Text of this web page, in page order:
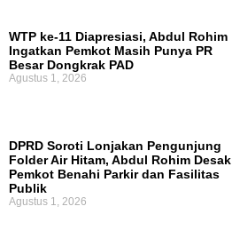
WTP ke-11 Diapresiasi, Abdul Rohim
Ingatkan Pemkot Masih Punya PR
Besar Dongkrak PAD
Agustus 1, 2026
DPRD Soroti Lonjakan Pengunjung
Folder Air Hitam, Abdul Rohim Desak
Pemkot Benahi Parkir dan Fasilitas
Publik
Agustus 1, 2026